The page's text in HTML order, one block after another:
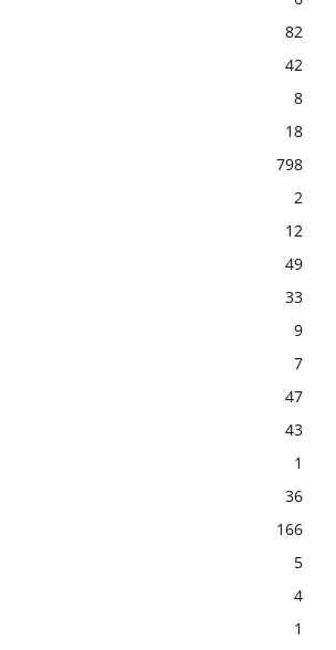
82
42
8
18
798
2
12
49
33
9
7
47
43
1
36
166
5
4
1